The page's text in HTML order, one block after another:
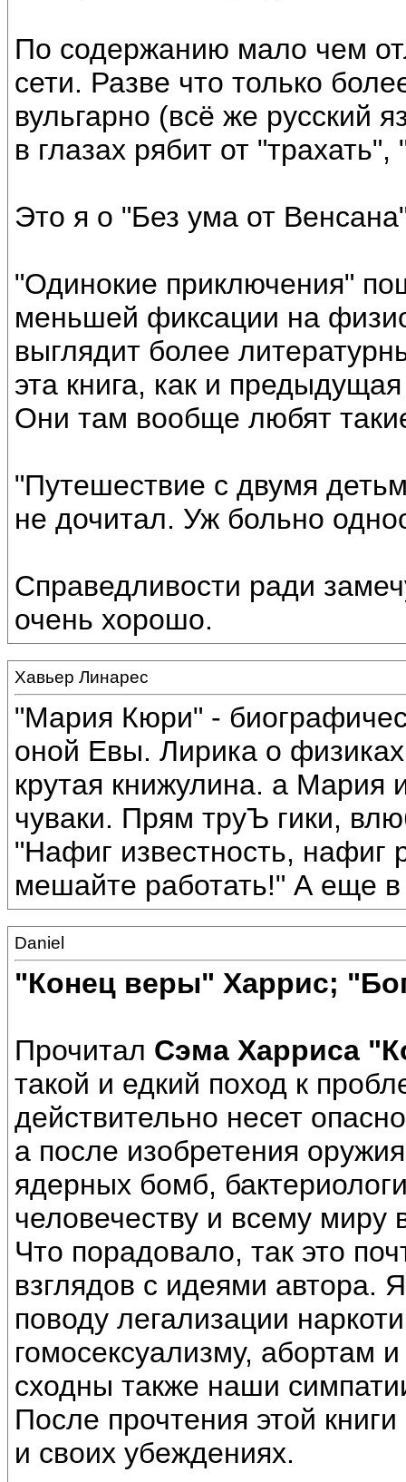
По содержанию мало чем
сети. Разве что только
вульгарно (всё же русский
в глазах рябит от
Это я о "Без ума от
"Одинокие приключения"
меньшей фиксации на
выглядит более
эта книга, как и
Они там вообще любят
"Путешествие с двумя
не дочитал. Уж больно
Справедливости ради
очень хорошо.
Хавьер Линарес
"Мария Кюри" -
оной Евы. Лирика о
крутая книжулина. а
чуваки. Прям труЪ гики,
"Нафиг известность, нафиг
мешайте работать!" А еще в
Daniel
"Конец веры" Харрис;
Прочитал Сэма Харриса
такой и едкий поход к
действительно несет
а после изобретения
ядерных бомб,
человечеству и всему миру
Что порадовало, так это
взглядов с идеями автора.
поводу легализации
гомосексуализму, абортам
сходны также наши
После прочтения этой
и своих убеждениях.